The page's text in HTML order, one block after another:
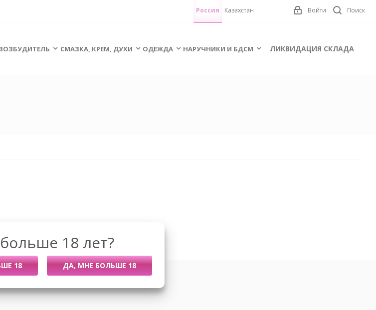
Поиск
Войти
Россия Казахстан
СМАЗКА, КРЕМ, ДУХИ ОДЕЖДА НАРУЧНИКИ И БДСМ ЛИКВИДАЦИЯ СКЛАДА
18 лет?